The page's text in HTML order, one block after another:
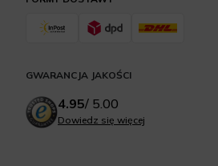
GWARANCJA JAKOŚCI
4.95/ 5.00
Dowiedz się więcej